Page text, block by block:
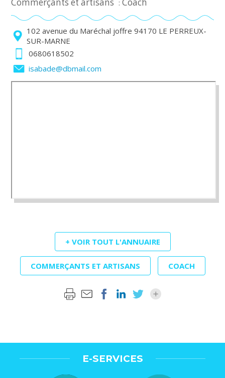
:
102 avenue du Maréchal joffre 94170 LE PERREUX-
SUR-MARNE
0680618502
isabade@dbmail.com
+ VOIR TOUT L'ANNUAIRE
COMMERÇANTS ET ARTISANS COACH
E-SERVICES